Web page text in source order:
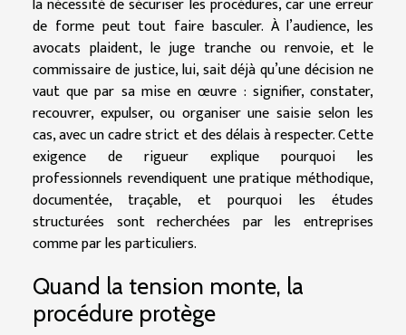
la nécessité de sécuriser les procédures, car une erreur
de forme peut tout faire basculer. À l’audience, les
avocats plaident, le juge tranche ou renvoie, et le
commissaire de justice, lui, sait déjà qu’une décision ne
vaut que par sa mise en œuvre : signifier, constater,
recouvrer, expulser, ou organiser une saisie selon les
cas, avec un cadre strict et des délais à respecter. Cette
exigence de rigueur explique pourquoi les
professionnels revendiquent une pratique méthodique,
documentée, traçable, et pourquoi les études
structurées sont recherchées par les entreprises
comme par les particuliers.
Quand la tension monte, la
procédure protège